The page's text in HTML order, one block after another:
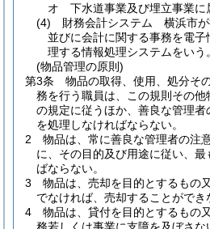
オ
下水道事業及び埋立事業に
(4)
財務会計システム 横浜市
並びに会計に関する事務を電
理する情報処理システムをいう。
(物品管理の原則)
第3条
物品の取得、使用、処分そ
務を行う職員は、この規則その
の規定に従うほか、善良な管理
を処理しなければならない。
2
物品は、常に善良な管理者の注
に、その目的及び用途に従い、
ばならない。
3
物品は、売却を目的とするもの
でなければ、売却することができ
4
物品は、貸付を目的とするもの
務若しくは事業に支障を及ぼさ